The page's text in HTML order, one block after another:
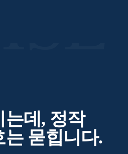
는데, 정작
는 묻힙니다.